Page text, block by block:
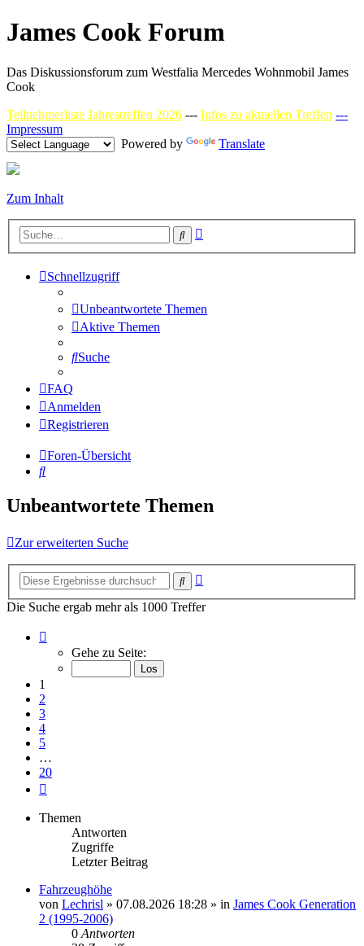
James Cook Forum
Das Diskussionsforum zum Westfalia Mercedes Wohnmobil James
Cook
Teilnehmerliste Jahrestreffen 2026 --- Infos zu aktuellen Treffen ---
Impressum
Powered by
Translate
Zum Inhalt
Suche
Schnellzugriff
Unbeantwortete Themen
Aktive Themen
Suche
FAQ
Anmelden
Registrieren
Foren-Übersicht
Suche
Unbeantwortete Themen
Zur erweiterten Suche
Suche
Die Suche ergab mehr als 1000 Treffer
von
Gehe zu Seite:
1
2
3
4
5
…
20
Themen
Antworten
Zugriffe
Letzter Beitrag
Fahrzeughöhe
von Lechrisl » 07.08.2026 18:28 » in James Cook Generation
2 (1995-2006)
0 Antworten